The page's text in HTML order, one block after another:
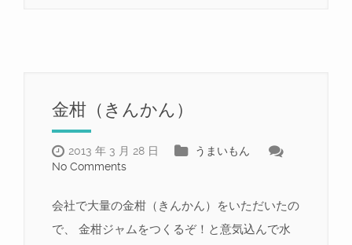
金柑（きんかん）
2013 年 3 月 28 日
うまいもん
No Comments
会社で大量の金柑（きんかん）をいただいたの
で、 金柑ジャムをつくるぞ！と意気込んで水